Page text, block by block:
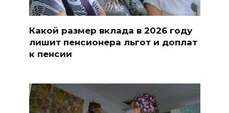
Какой размер вклада в 2026 году
лишит пенсионера льгот и доплат
к пенсии